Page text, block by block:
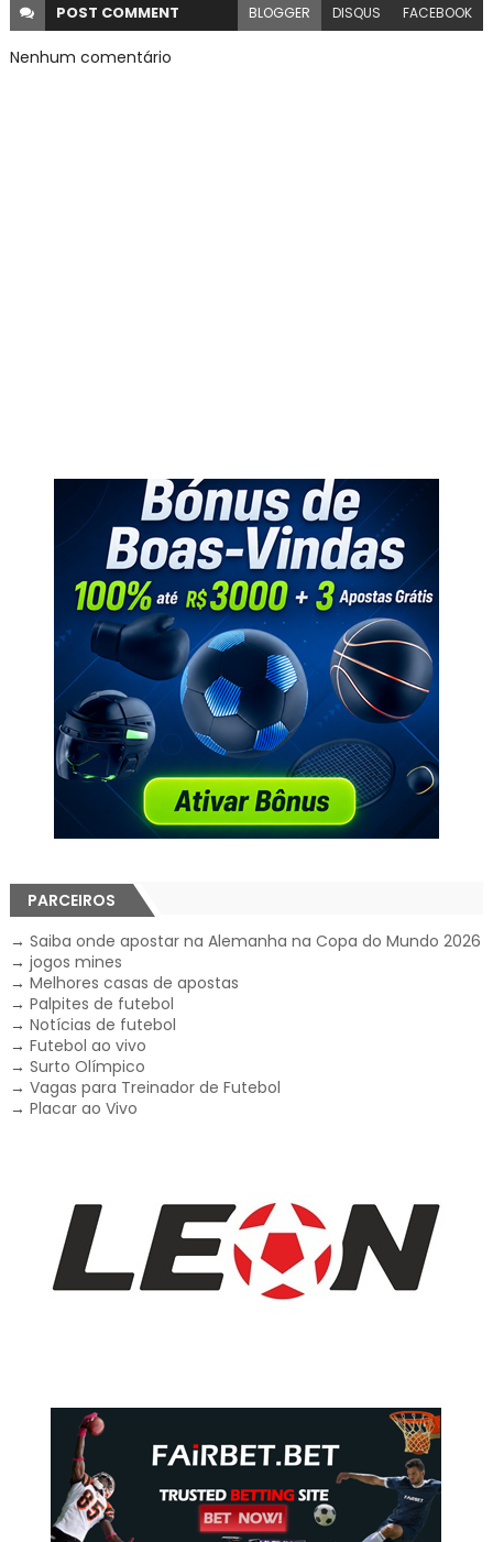
POST COMMENT BLOGGER DISQUS FACEBOOK
Nenhum comentário
PARCEIROS
→ Saiba onde apostar na Alemanha na Copa do Mundo 2026
→ jogos mines
→ Melhores casas de apostas
→ Palpites de futebol
→ Notícias de futebol
→ Futebol ao vivo
→ Surto Olímpico
→ Vagas para Treinador de Futebol
→ Placar ao Vivo